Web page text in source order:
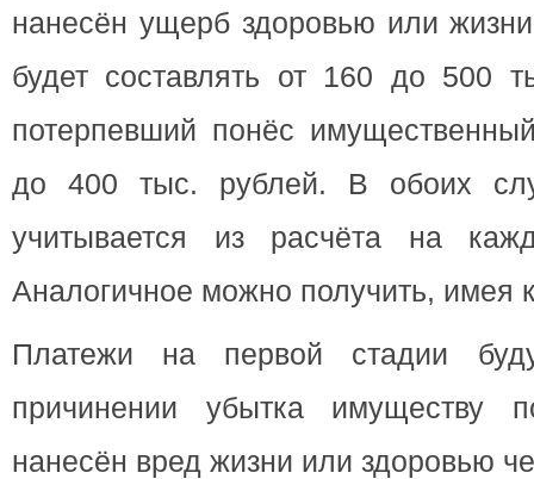
нанесён ущерб здоровью или
будет составлять от 160 до 500
потерпевший понёс
до 400 тыс. рублей. В обоих
учитывается из расчёта на
Аналогичное можно получить, имея
Платежи на первой стадии
причинении убытка имуществу
нанесён вред жизни или здоровью